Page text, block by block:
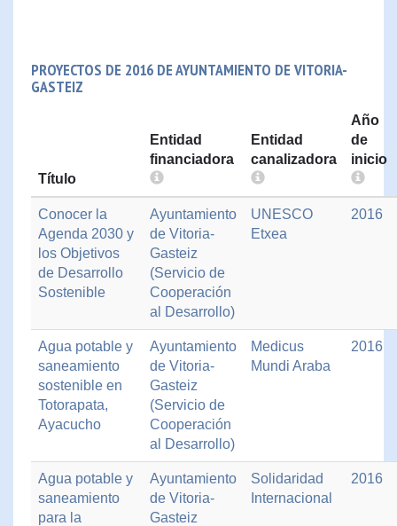
PROYECTOS DE 2016 DE AYUNTAMIENTO DE VITORIA-
GASTEIZ
Título
Entidad
financiadora
Entidad
canalizadora
Año
de
inicio
Conocer la
Agenda 2030 y
los Objetivos
de Desarrollo
Sostenible
Ayuntamiento
de Vitoria-
Gasteiz
(Servicio de
Cooperación
al Desarrollo)
UNESCO
Etxea
2016
Agua potable y
saneamiento
sostenible en
Totorapata,
Ayacucho
Ayuntamiento
de Vitoria-
Gasteiz
(Servicio de
Cooperación
al Desarrollo)
Medicus
Mundi Araba
2016
Agua potable y
saneamiento
para la
Ayuntamiento
de Vitoria-
Gasteiz
Solidaridad
Internacional
2016